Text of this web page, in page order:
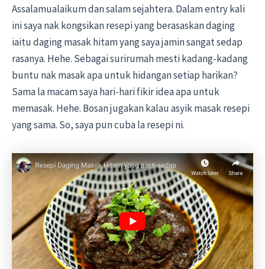
Assalamualaikum dan salam sejahtera. Dalam entry kali
ini saya nak kongsikan resepi yang berasaskan daging
iaitu daging masak hitam yang saya jamin sangat sedap
rasanya. Hehe. Sebagai surirumah mesti kadang-kadang
buntu nak masak apa untuk hidangan setiap harikan?
Sama la macam saya hari-hari fikir idea apa untuk
memasak. Hehe. Bosan jugakan kalau asyik masak resepi
yang sama. So, saya pun cuba la resepi ni.